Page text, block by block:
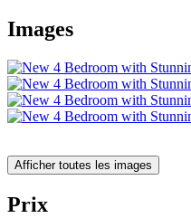
Images
Afficher toutes les images
Prix